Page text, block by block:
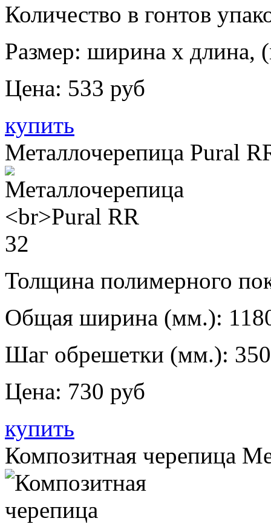
Количество в гонтов
Размер: ширина х длина,
Цена: 533 руб
купить
Металлочерепица Pural
Толщина полимерного
Общая ширина (мм.):
Шаг обрешетки (мм.): 350
Цена: 730 руб
купить
Композитная черепица